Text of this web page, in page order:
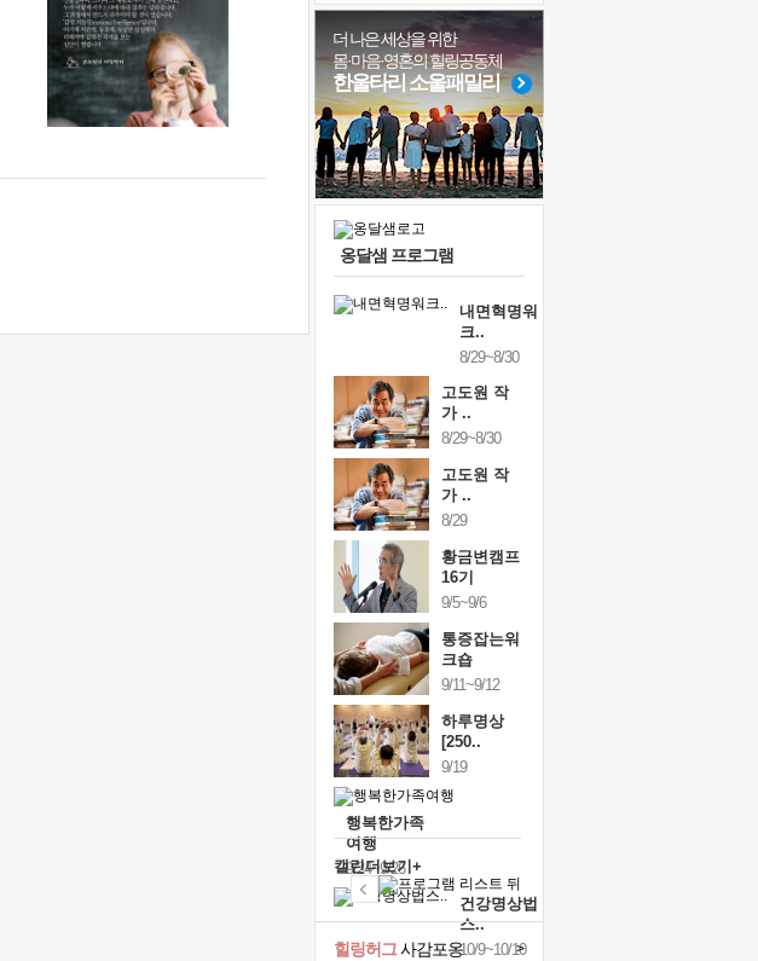
꿈이 실제가 되는 것
'말 타는 법'을 먼저
졸업식 사진을 보며
극심한 변비, 어깨결림, 수면 장애
아픈 아버지를 위한 공간 설계
슬럼프
보고 싶은 어머니
못된 꼰대들
#경험
#나눔
#건강
#바이러스
#아이들
#선택
#명상
#위기
#친구
#삶
#독서캠프
#희망
더 나은 세상을 위한
몸·마음·영혼의 힐링공동체
한울타리 소울패밀리
옹달샘 프로그램
내면혁명워
크..
8/29~8/30
고도원 작
가 ..
8/29~8/30
고도원 작
가 ..
8/29
황금변캠프
16기
9/5~9/6
통증잡는워
크숍
9/11~9/12
하루명상
[250..
9/19
행복한가족
여행
9/24~9/26
건강명상법
스..
10/9~10/10
캘린더보기+
힐링허그사감포옹 >